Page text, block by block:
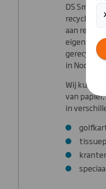
DS Smith
recycling
aan
eigen
gerecycled
in Noord-
Wij
van
in